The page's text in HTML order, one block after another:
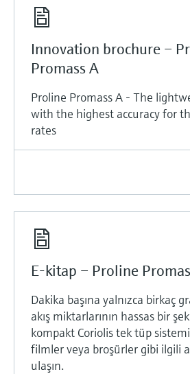
Innovation brochure –
Promass A
Proline Promass A - The
with the highest accuracy for
rates
E-kitap – Proline
Dakika başına yalnızca birkaç
akış miktarlarının hassas bir
kompakt Coriolis tek tüp
filmler veya broşürler gibi ilgili
ulaşın.